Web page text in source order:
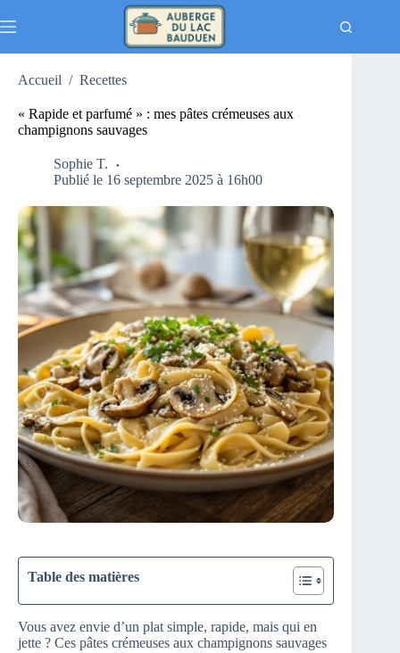
au
Accueil / Recettes
« Rapide et parfumé » : mes pâtes crémeuses aux
champignons sauvages
Sophie T.
Publié le 16 septembre 2025 à 16h00
Table des matières
Vous avez envie d’un plat simple, rapide, mais qui en
jette ? Ces pâtes crémeuses aux champignons sauvages